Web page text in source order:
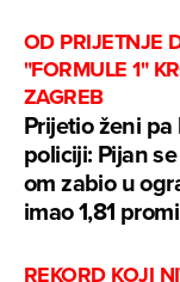
OD PRIJETNJE
"FORMULE 1"
ZAGREB
Prijetio ženi pa
policiji: Pijan
om zabio u
imao 1,81
REKORD KOJI